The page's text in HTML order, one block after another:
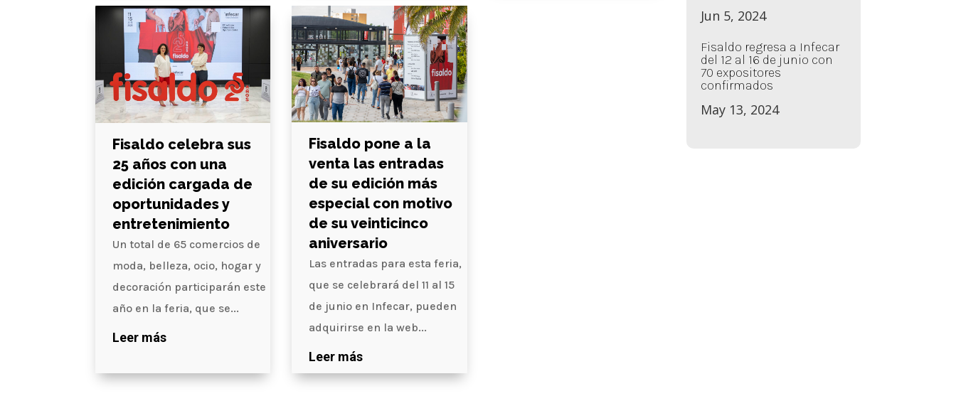
Fisaldo celebra sus
25 años con una
edición cargada de
oportunidades y
entretenimiento
Un total de 65 comercios de
moda, belleza, ocio, hogar y
decoración participarán este
año en la feria, que se...
Leer más
Fisaldo pone a la
venta las entradas
de su edición más
especial con motivo
de su veinticinco
aniversario
Las entradas para esta feria,
que se celebrará del 11 al 15
de junio en Infecar, pueden
adquirirse en la web...
Leer más
Jun 5, 2024
Fisaldo regresa a Infecar
del 12 al 16 de junio con
70 expositores
confirmados
May 13, 2024